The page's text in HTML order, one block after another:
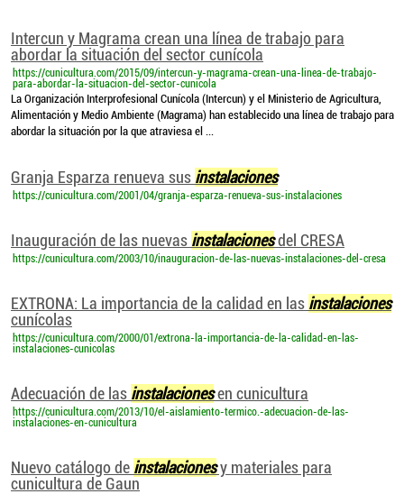
Intercun y Magrama crean una línea de trabajo para
abordar la situación del sector cunícola
https://cunicultura.com/2015/09/intercun-y-magrama-crean-una-linea-de-trabajo-
para-abordar-la-situacion-del-sector-cunicola
La Organización Interprofesional Cunícola (Intercun) y el Ministerio de Agricultura,
Alimentación y Medio Ambiente (Magrama) han establecido una línea de trabajo para
abordar la situación por la que atraviesa el ...
Granja Esparza renueva sus instalaciones
https://cunicultura.com/2001/04/granja-esparza-renueva-sus-instalaciones
Inauguración de las nuevas instalacionesdel CRESA
https://cunicultura.com/2003/10/inauguracion-de-las-nuevas-instalaciones-del-cresa
EXTRONA: La importancia de la calidad en las instalaciones
cunícolas
https://cunicultura.com/2000/01/extrona-la-importancia-de-la-calidad-en-las-
instalaciones-cunicolas
Adecuación de las instalacionesen cunicultura
https://cunicultura.com/2013/10/el-aislamiento-termico.-adecuacion-de-las-
instalaciones-en-cunicultura
Nuevo catálogo de instalacionesy materiales para
cunicultura de Gaun